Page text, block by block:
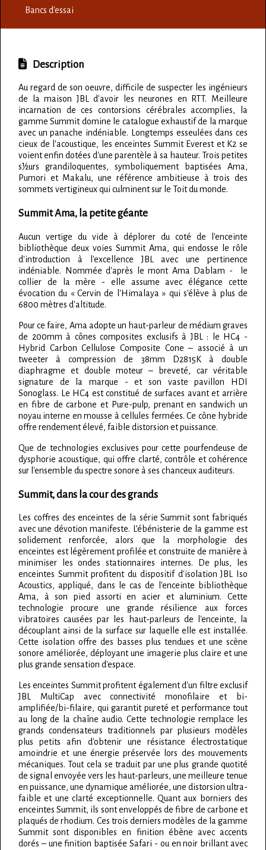
Bancs d'essai
Description
Au regard de son oeuvre, difficile de suspecter les ingénieurs
de la maison JBL d'avoir les neurones en RTT. Meilleure
incarnation de ces contorsions cérébrales accomplies, la
gamme Summit domine le catalogue exhaustif de la marque
avec un panache indéniable. Longtemps esseulées dans ces
cieux de l'acoustique, les enceintes Summit Everest et K2 se
voient enfin dotées d'une parentèle à sa hauteur. Trois petites
s½urs grandiloquentes, symboliquement baptisées Ama,
Pumori et Makalu, une référence ambitieuse à trois des
sommets vertigineux qui culminent sur le Toit du monde.
Summit Ama, la petite géante
Aucun vertige du vide à déplorer du coté de l'enceinte
bibliothèque deux voies Summit Ama, qui endosse le rôle
d'introduction à l'excellence JBL avec une pertinence
indéniable. Nommée d'après le mont Ama Dablam - le
collier de la mère - elle assume avec élégance cette
évocation du « Cervin de l'Himalaya » qui s'élève à plus de
6800 mètres d'altitude.
Pour ce faire, Ama adopte un haut-parleur de médium graves
de 200mm à cônes composites exclusifs à JBL : le HC4 -
Hybrid Carbon Cellulose Composite Cone – associé à un
tweeter à compression de 38mm D2815K à double
diaphragme et double moteur – breveté, car véritable
signature de la marque - et son vaste pavillon HDI
Sonoglass. Le HC4 est constitué de surfaces avant et arrière
en fibre de carbone et Pure-pulp, prenant en sandwich un
noyau interne en mousse à cellules fermées. Ce cône hybride
offre rendement élevé, faible distorsion et puissance.
Que de technologies exclusives pour cette pourfendeuse de
dysphorie acoustique, qui offre clarté, contrôle et cohérence
sur l'ensemble du spectre sonore à ses chanceux auditeurs.
Summit, dans la cour des grands
Les coffres des enceintes de la série Summit sont fabriqués
avec une dévotion manifeste. L’ébénisterie de la gamme est
solidement renforcée, alors que la morphologie des
enceintes est légèrement profilée et construite de manière à
minimiser les ondes stationnaires internes. De plus, les
enceintes Summit profitent du dispositif d'isolation JBL Iso
Acoustics, appliqué, dans le cas de l'enceinte bibliothèque
Ama, à son pied assorti en acier et aluminium. Cette
technologie procure une grande résilience aux forces
vibratoires causées par les haut-parleurs de l'enceinte, la
découplant ainsi de la surface sur laquelle elle est installée.
Cette isolation offre des basses plus tendues et une scène
sonore améliorée, déployant une imagerie plus claire et une
plus grande sensation d'espace.
Les enceintes Summit profitent également d'un filtre exclusif
JBL MultiCap avec connectivité monofilaire et bi-
amplifiée/bi-filaire, qui garantit pureté et performance tout
au long de la chaîne audio. Cette technologie remplace les
grands condensateurs traditionnels par plusieurs modèles
plus petits afin d'obtenir une résistance électrostatique
amoindrie et une énergie préservée lors des mouvements
mécaniques. Tout cela se traduit par une plus grande quotité
de signal envoyée vers les haut-parleurs, une meilleure tenue
en puissance, une dynamique améliorée, une distorsion ultra-
faible et une clarté exceptionnelle. Quant aux borniers des
enceintes Summit, ils sont enveloppés de fibre de carbone et
plaqués de rhodium. Ces trois derniers modèles de la gamme
Summit sont disponibles en finition ébène avec accents
dorés – une finition baptisée Safari - ou en noir brillant avec